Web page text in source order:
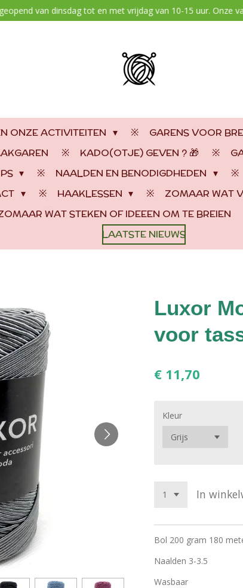
van dinsdag tot en met vrijdag van 10-15 uur. Onze
ONZE ACTIVITEITEN
GARENS VOOR
KADO(OTJE) GEVEN ? 🎁
NAALDEN EN BENODIGDHEDEN
HAAKLESSEN
ZOMAAR WAT
WAT STEKEN OF IDEEEN OM TE BREIEN
LAATSTE NIEUWS
Luxor
voor
€ 11,70
Kleur
In
Bol 200 gram 180
Naalden 3-3.5
Wasbaar